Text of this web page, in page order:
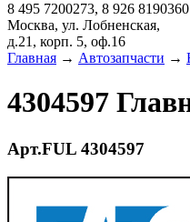
8 495 7200273, 8 926 8190360
Москва, ул. Лобненская,
д.21, корп. 5, оф.16
Главная → Автозапчасти →
4304597
Арт.FUL 4304597